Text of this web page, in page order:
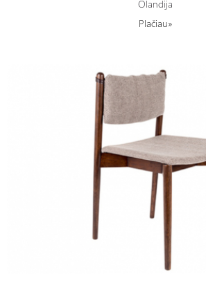
Olandija
Plačiau»